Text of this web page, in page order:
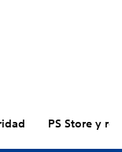
PS Store y